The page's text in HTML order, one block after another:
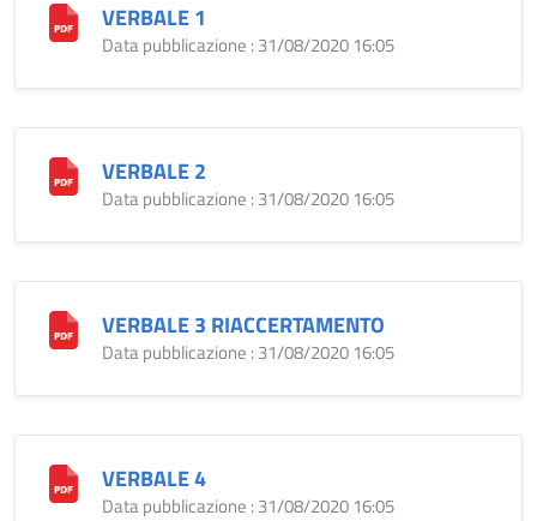
VERBALE 1
Data pubblicazione : 31/08/2020 16:05
VERBALE 2
Data pubblicazione : 31/08/2020 16:05
VERBALE 3 RIACCERTAMENTO
Data pubblicazione : 31/08/2020 16:05
VERBALE 4
Data pubblicazione : 31/08/2020 16:05